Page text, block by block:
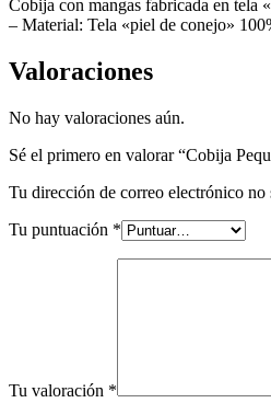
Cobija con mangas fabricada en tela
– Material: Tela «piel de conejo»
Valoraciones
No hay valoraciones aún.
Sé el primero en valorar “Cobija
Tu dirección de correo electrónico no
Tu puntuación *
Tu valoración *